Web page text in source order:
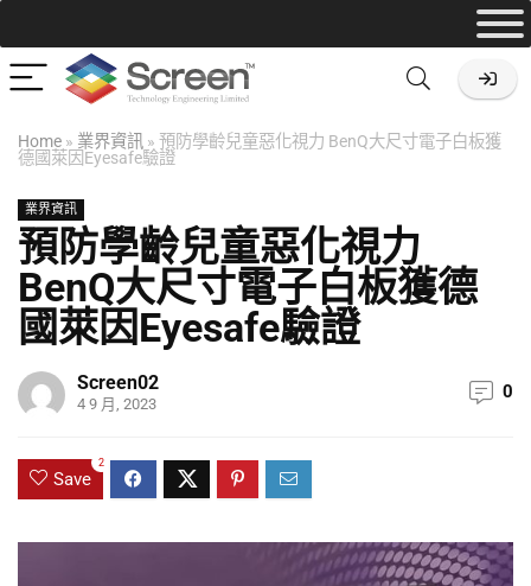
Home » 業界資訊 » 預防學齡兒童惡化視力 BenQ大尺寸電子白板獲
德國萊因Eyesafe驗證
業界資訊
預防學齡兒童惡化視力
BenQ大尺寸電子白板獲德
國萊因Eyesafe驗證
Screen02
4 9 月, 2023
0
Save
2